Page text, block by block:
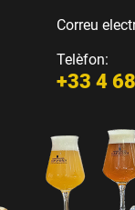
Correu
Telèfon:
+33 4